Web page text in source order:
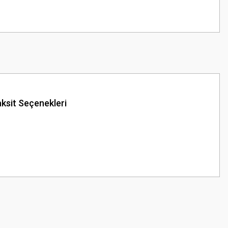
Seçenekleri